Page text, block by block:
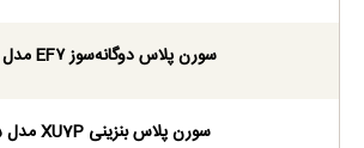
سورن پلاس دوگانه‌سوز EF۷ مدل 1405
سورن پلاس بنزینی XU7P مدل 1405